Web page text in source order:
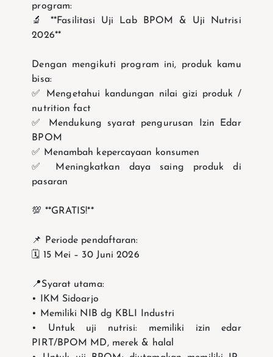
program:
🔬 **Fasilitasi Uji Lab BPOM & Uji Nutrisi
2026**
Dengan mengikuti program ini, produk kamu
bisa:
✅ Mengetahui kandungan nilai gizi produk /
nutrition fact
✅ Mendukung syarat pengurusan Izin Edar
BPOM
✅ Menambah kepercayaan konsumen
✅ Meningkatkan daya saing produk di
pasaran
💯 **GRATIS!**
📌 Periode pendaftaran:
🗓️ 15 Mei – 30 Juni 2026
📍Syarat utama:
• IKM Sidoarjo
• Memiliki NIB dg KBLI Industri
• Untuk uji nutrisi: memiliki izin edar
PIRT/BPOM MD, merek & halal